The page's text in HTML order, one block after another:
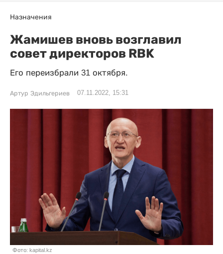
Назначения
Жамишев вновь возглавил
совет директоров RBK
Его переизбрали 31 октября.
Артур Эдильгериев 07.11.2022, 15:31
Фото: kapital.kz